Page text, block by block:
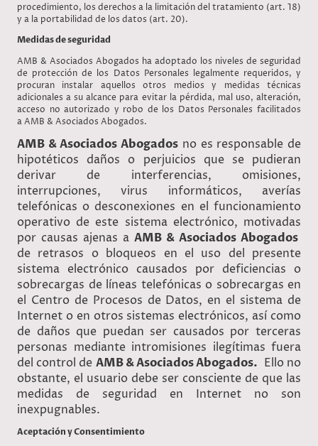
procedimiento, los derechos a la limitación del tratamiento (art. 18)
y a la portabilidad de los datos (art. 20).
Medidas de seguridad
AMB & Asociados Abogados ha adoptado los niveles de seguridad
de protección de los Datos Personales legalmente requeridos, y
procuran instalar aquellos otros medios y medidas técnicas
adicionales a su alcance para evitar la pérdida, mal uso, alteración,
acceso no autorizado y robo de los Datos Personales facilitados
a AMB & Asociados Abogados.
AMB & Asociados Abogados no es responsable de
hipotéticos daños o perjuicios que se pudieran
derivar de interferencias, omisiones,
interrupciones, virus informáticos, averías
telefónicas o desconexiones en el funcionamiento
operativo de este sistema electrónico, motivadas
por causas ajenas a AMB & Asociados Abogados
de retrasos o bloqueos en el uso del presente
sistema electrónico causados por deficiencias o
sobrecargas de líneas telefónicas o sobrecargas en
el Centro de Procesos de Datos, en el sistema de
Internet o en otros sistemas electrónicos, así como
de daños que puedan ser causados por terceras
personas mediante intromisiones ilegítimas fuera
del control de AMB & Asociados Abogados. Ello no
obstante, el usuario debe ser consciente de que las
medidas de seguridad en Internet no son
inexpugnables.
Aceptación y Consentimiento